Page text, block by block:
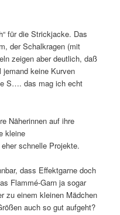
für die Strickjacke. Das
der Schalkragen (mit
zeigen aber deutlich, daß
keine Kurven
S…. das mag ich echt
Näherinnen auf ihre
kleine
schnelle Projekte.
dass Effektgarne doch
Flammé-Garn ja sogar
zu einem kleinen Mädchen
auch so gut aufgeht?